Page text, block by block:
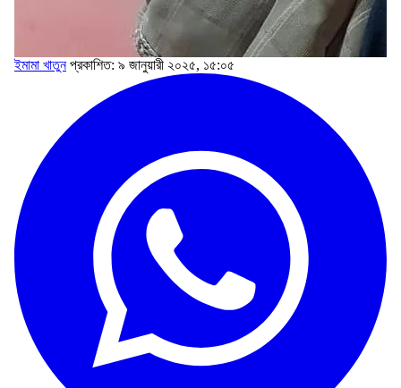
ইমামা খাতুন প্রকাশিত: ৯ জানুয়ারী ২০২৫, ১৫:০৫